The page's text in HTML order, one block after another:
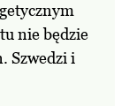
nie będzie
Szwedzi i